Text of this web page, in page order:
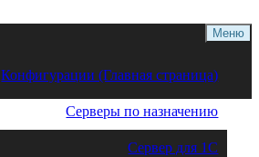
Меню
Конфигурации (Главная страница)
Серверы по назначению
Сервер для 1С